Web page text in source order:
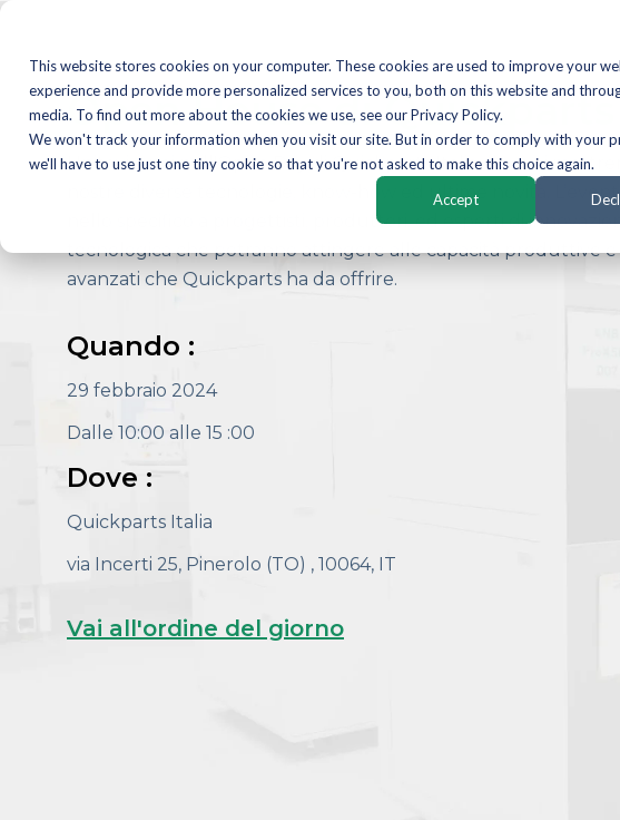
This website stores cookies on your computer. These cookies are used to improve your
experience and provide more personalized services to you, both on this website and
media. To find out more about the cookies we use, see our Privacy Policy.
We won't track your information when you visit our site. But in order to comply with your
we'll have to use just one tiny cookie so that you're not asked to make this choice again.
Accept
Open House di Quickparts
Unitevi a noi nell'Open Day di Quickparts Italia, dove vi
nostre diverse tecnologie, know-how ed ultime novità.
nello specifico a progettisti, produttori, ed esperti di
tecnologica che potranno attingere alle capacità produttive e
avanzati che Quickparts ha da offrire.
Quando :
29 febbraio 2024
Dalle 10:00 alle 15 :00
Dove :
Quickparts Italia
via Incerti 25, Pinerolo (TO) , 10064, IT
Vai all'ordine del giorno